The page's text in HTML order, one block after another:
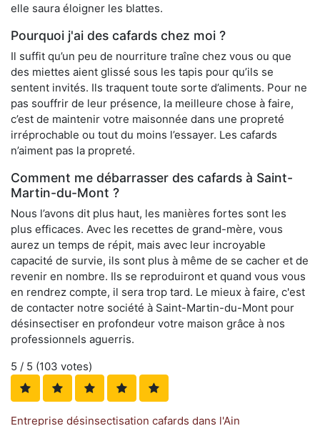
elle saura éloigner les blattes.
Pourquoi j'ai des cafards chez moi ?
Il suffit qu’un peu de nourriture traîne chez vous ou que
des miettes aient glissé sous les tapis pour qu’ils se
sentent invités. Ils traquent toute sorte d’aliments. Pour ne
pas souffrir de leur présence, la meilleure chose à faire,
c’est de maintenir votre maisonnée dans une propreté
irréprochable ou tout du moins l’essayer. Les cafards
n’aiment pas la propreté.
Comment me débarrasser des cafards à Saint-
Martin-du-Mont ?
Nous l’avons dit plus haut, les manières fortes sont les
plus efficaces. Avec les recettes de grand-mère, vous
aurez un temps de répit, mais avec leur incroyable
capacité de survie, ils sont plus à même de se cacher et de
revenir en nombre. Ils se reproduiront et quand vous vous
en rendrez compte, il sera trop tard. Le mieux à faire, c'est
de contacter notre société à Saint-Martin-du-Mont pour
désinsectiser en profondeur votre maison grâce à nos
professionnels aguerris.
5 / 5 (103 votes)
Entreprise désinsectisation cafards dans l'Ain